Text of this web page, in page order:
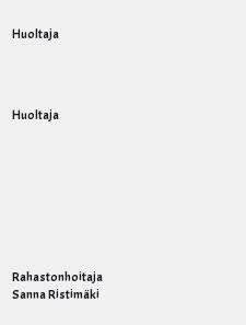
Huoltaja
Huoltaja
Rahastonhoitaja
Sanna Ristimäki